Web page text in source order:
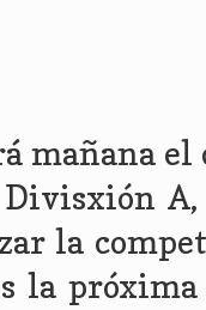
mañana
la
la próxima